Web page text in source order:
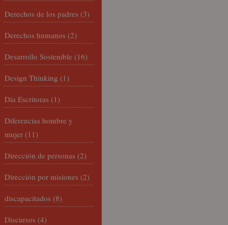
Derechos de los padres (3)
Derechos humanos (2)
Desarrollo Sostenible (16)
Design Thinking (1)
Día Escritoras (1)
Diferencias hombre y
mujer (11)
Dirección de personas (2)
Dirección por misiones (2)
discapacitados (8)
Discursos (4)